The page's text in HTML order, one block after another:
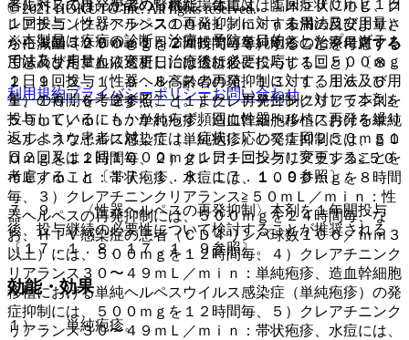
ヘルペスの再発が認められた場合には、１回５００ｍｇ１日
１回投与（性器ヘルペスの再発抑制に対する用法及び用量）
から１回５００ｍｇ１日２回投与（単純疱疹の治療に対する
用法及び用量）に変更し治癒後は必要に応じ１回５００ｍｇ
１日１回投与（性器ヘルペスの再発抑制に対する用法及び用
量）の再開を考慮すること。また、再発抑制に対して本剤を
投与しているにもかかわらず頻回に性器ヘルペス再発を繰り
返すような患者に対しては、症状に応じて１回２５０ｍｇ１
日２回又は１回１０００ｍｇ１日１回投与に変更することを
考慮すること〔１７．１．８、１７．１．９参照〕。
７．９． 〈性器ヘルペスの再発抑制〉本剤を１年間投与
後、投与継続の必要性について検討することが推奨される
〔１７．１．８、１７．１．９参照〕。
効能・効果
１）． 単純疱疹。
者に対しては、患者の腎機能、体重又は臨床症状に応じ、ク
レアチニンクリアランス１０ｍＬ／ｍｉｎ未満の目安よりさ
らに減量（２５０ｍｇを２４時間毎等）することを考慮する
こと（また、血液透析日には透析後に投与すること）〔８．
２、９．２．１、９．８高齢者の項、１３．１、１６．６．
１、１６．６．２参照〕［１）クレアチニンクリアランス≧
５０ｍＬ／ｍｉｎ：単純疱疹、造血幹細胞移植における単純
ヘルペスウイルス感染症（単純疱疹）の発症抑制には、５０
０ｍｇを１２時間毎、２）クレアチニンクリアランス≧５０
ｍＬ／ｍｉｎ：帯状疱疹、水痘には、１０００ｍｇを８時間
毎、３）クレアチニンクリアランス≧５０ｍＬ／ｍｉｎ：性
器ヘルペスの再発抑制には、５００ｍｇを２４時間毎、な
お、ＨＩＶ感染症の患者（ＣＤ４リンパ球数１００／ｍｍ３
以上）には、５００ｍｇを１２時間毎、４）クレアチニンク
リアランス３０〜４９ｍＬ／ｍｉｎ：単純疱疹、造血幹細胞
移植における単純ヘルペスウイルス感染症（単純疱疹）の発
症抑制には、５００ｍｇを１２時間毎、５）クレアチニンク
リアランス３０〜４９ｍＬ／ｍｉｎ：帯状疱疹、水痘には、
© 2021 HOKUTO Inc. All rights reserved.
※本製品は疾病の診断・治療・予防を目的としたプログラム
ではありません。
利用規約プライバシーポリシーお問い合わせ